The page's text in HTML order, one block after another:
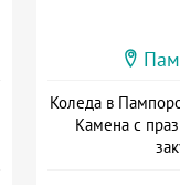
Коледа в
Камена с